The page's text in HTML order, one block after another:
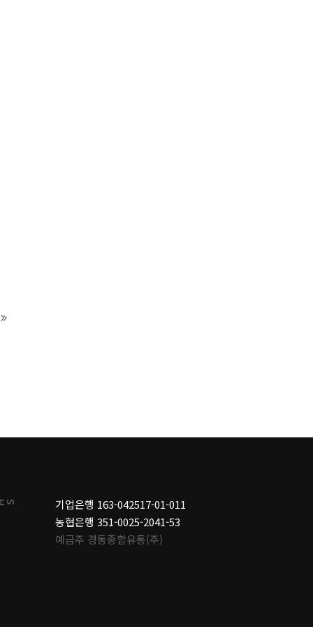
SHOP
기업은행 163-042517-01-011
농협은행 351-0025-2041-53
예금주 경동종합유통(주)